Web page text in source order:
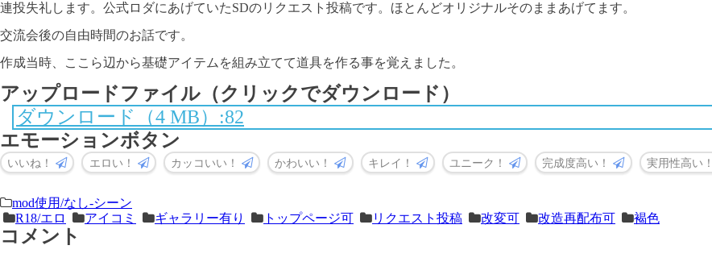
連投失礼します。公式ロダにあげていたSDのリクエスト投稿です。ほとんどオリジナルそのままあげてます。
交流会後の自由時間のお話です。
作成当時、ここら辺から基礎アイテムを組み立てて道具を作る事を覚えました。
アップロードファイル（クリックでダウンロード）
ダウンロード（4 MB）:82
エモーションボタン
いいね！ エロい！ カッコいい！ かわいい！ キレイ！ ユニーク！ 完成度高い！ 実用性高い！
＜
次
の
前
の
記
mod使用/なし-シーン
R18/エロ
アイコミ ギャラリー有り トップページ可 リクエスト投稿 改変可 改造再配布可 褐色
コメント